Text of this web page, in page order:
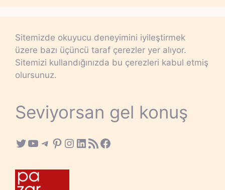
Sitemizde okuyucu deneyimini iyileştirmek
üzere bazı üçüncü taraf çerezler yer alıyor.
Sitemizi kullandığınızda bu çerezleri kabul etmiş
olursunuz.
Seviyorsan gel konuş
Twitter
YouTube
Telegram
Pinterest
Instagram
LinkedIn
RSS FeedFacebook